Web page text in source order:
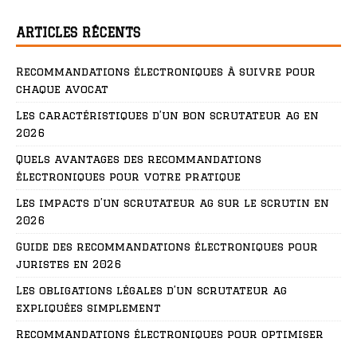
ARTICLES RÉCENTS
Recommandations électroniques à suivre pour
chaque avocat
Les caractéristiques d’un bon scrutateur ag en
2026
Quels avantages des recommandations
électroniques pour votre pratique
Les impacts d’un scrutateur ag sur le scrutin en
2026
Guide des recommandations électroniques pour
juristes en 2026
Les obligations légales d’un scrutateur ag
expliquées simplement
Recommandations électroniques pour optimiser